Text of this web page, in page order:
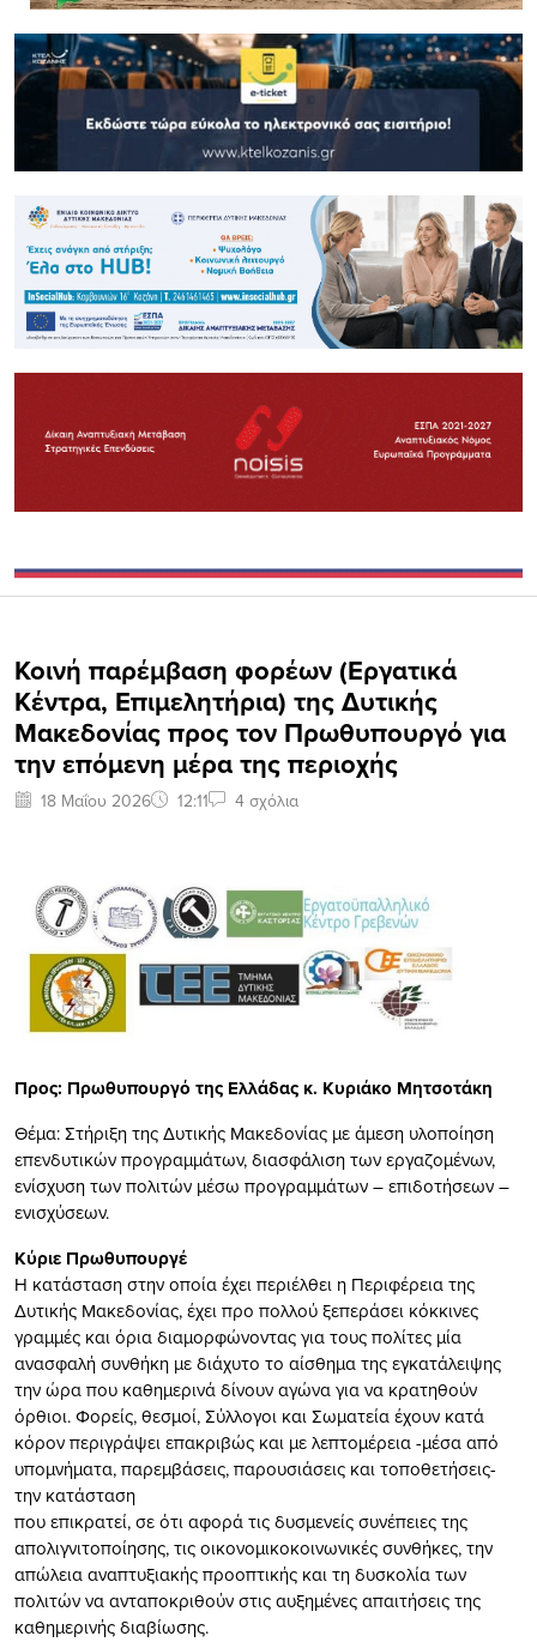
Κοινή παρέμβαση φορέων (Εργατικά
Κέντρα, Επιμελητήρια) της Δυτικής
Μακεδονίας προς τον Πρωθυπουργό για
την επόμενη μέρα της περιοχής
18 Μαΐου 2026 12:11 4 σχόλια
Προς: Πρωθυπουργό της Ελλάδας κ. Κυριάκο Μητσοτάκη
Θέμα: Στήριξη της Δυτικής Μακεδονίας με άμεση υλοποίηση
επενδυτικών προγραμμάτων, διασφάλιση των εργαζομένων,
ενίσχυση των πολιτών μέσω προγραμμάτων – επιδοτήσεων –
ενισχύσεων.
Κύριε Πρωθυπουργέ
Η κατάσταση στην οποία έχει περιέλθει η Περιφέρεια της
Δυτικής Μακεδονίας, έχει προ πολλού ξεπεράσει κόκκινες
γραμμές και όρια διαμορφώνοντας για τους πολίτες μία
ανασφαλή συνθήκη με διάχυτο το αίσθημα της εγκατάλειψης
την ώρα που καθημερινά δίνουν αγώνα για να κρατηθούν
όρθιοι. Φορείς, θεσμοί, Σύλλογοι και Σωματεία έχουν κατά
κόρον περιγράψει επακριβώς και με λεπτομέρεια -μέσα από
υπομνήματα, παρεμβάσεις, παρουσιάσεις και τοποθετήσεις-
την κατάσταση
που επικρατεί, σε ότι αφορά τις δυσμενείς συνέπειες της
απολιγνιτοποίησης, τις οικονομικοκοινωνικές συνθήκες, την
απώλεια αναπτυξιακής προοπτικής και τη δυσκολία των
πολιτών να ανταποκριθούν στις αυξημένες απαιτήσεις της
καθημερινής διαβίωσης.